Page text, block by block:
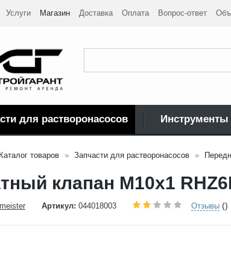
Услуги Магазин Доставка Оплата Вопрос-ответ
для растворонасосов
Каталог товаров Запчасти для растворонасосов
клапан M10x1
Артикул: 044018003 Отзывы ()